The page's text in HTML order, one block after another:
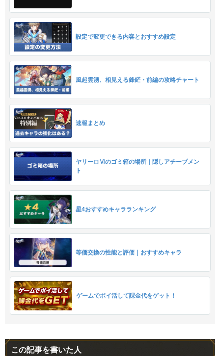
設定で変更できる内容とおすすめ設定
風起雲湧、相見える鋒鋩・前編の攻略チャート
速報まとめ
ヤリーロⅥのゴミ箱の場所｜隠しアチーブメン
ト
星4おすすめキャラランキング
等価交換の性能と評価｜おすすめキャラ
ゲームでポイ活して課金代をゲット！
この記事を書いた人